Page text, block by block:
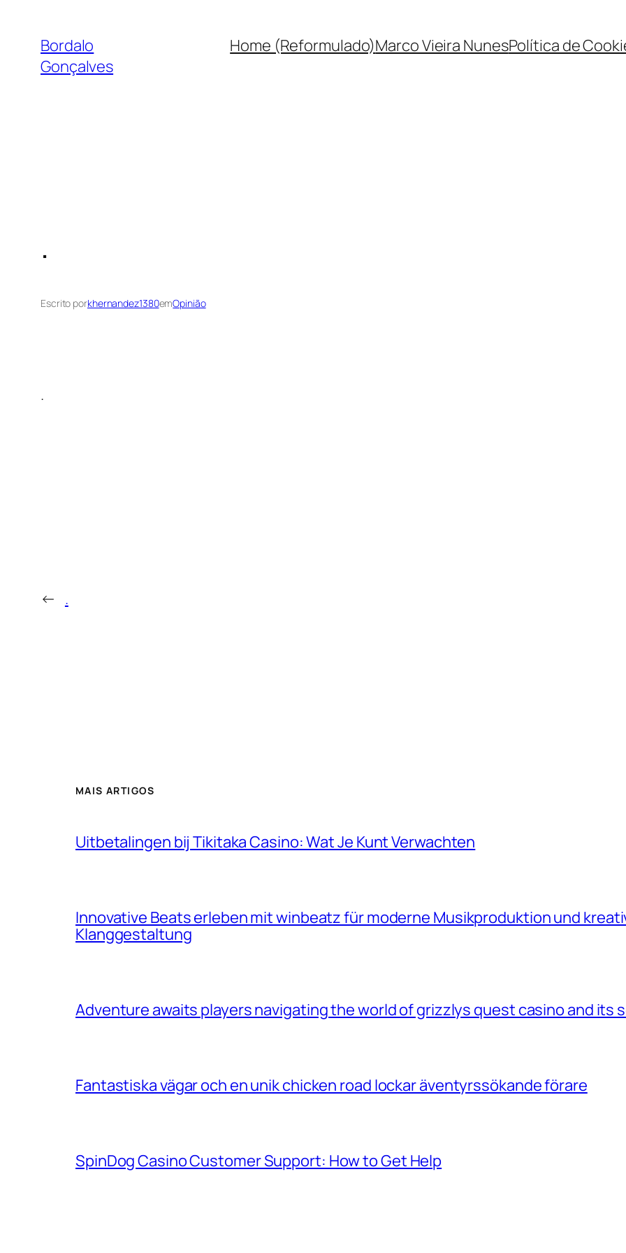
conteúdo
Bordalo
Gonçalves
Home (Reformulado)Marco Vieira NunesPolítica de
.
Escrito porkhernandez1380emOpinião
.
← .
MAIS ARTIGOS
Uitbetalingen bij Tikitaka Casino: Wat Je Kunt Verwachten
Innovative Beats erleben mit winbeatz für moderne Musikproduktion und
Klanggestaltung
Adventure awaits players navigating the world of grizzlys quest casino and its
Fantastiska vägar och en unik chicken road lockar äventyrssökande förare
SpinDog Casino Customer Support: How to Get Help